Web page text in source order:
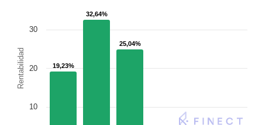
Rentabilidad 19,23%
19,23%
32,64%
32,64%
25,04%
25,04%
10
20
30